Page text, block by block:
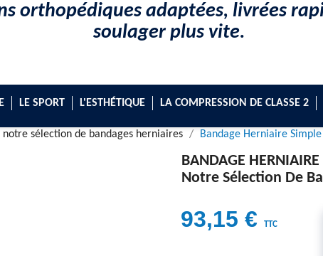
orthopédiques adaptées, livrées
soulager plus vite.
LE SPORT L'ESTHÉTIQUE LA COMPRESSION DE CLASSE 2
sélection de bandages herniaires Bandage Herniaire Simple
BANDAGE
Notre Sélection De
93,15 € TTC